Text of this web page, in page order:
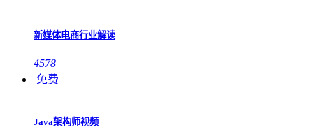
新媒体电商行业解读
4578
免费
Java架构师视频